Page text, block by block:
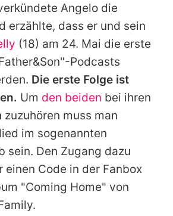
Angelo die
erzählte, dass er und sein
(18) am 24. Mai die erste
Podcasts
Die erste Folge ist
Um den beiden bei ihren
muss man
im sogenannten
sein. Den Zugang dazu
einen Code in der Fanbox
"Coming Home" von
.